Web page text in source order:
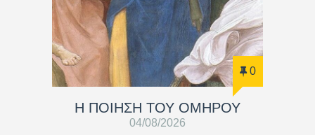
0
Η ΠΟΙΗΣΗ ΤΟΥ ΟΜΗΡΟΥ
04/08/2026